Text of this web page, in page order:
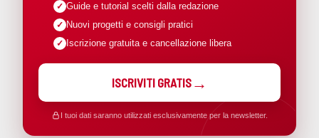
Guide e tutorial scelti dalla redazione
Nuovi progetti e consigli pratici
Iscrizione gratuita e cancellazione libera
ISCRIVITI GRATIS
I tuoi dati saranno utilizzati esclusivamente per la newsletter.